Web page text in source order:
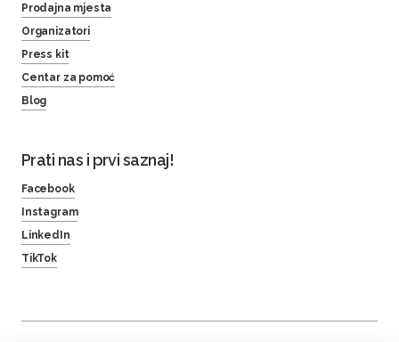
Prodajna mjesta
Organizatori
Press kit
Centar za pomoć
Blog
Prati nas i prvi saznaj!
Facebook
Instagram
LinkedIn
TikTok